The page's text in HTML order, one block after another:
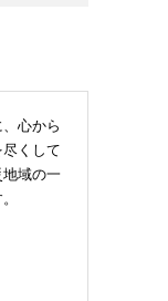
心から
くして
域の一